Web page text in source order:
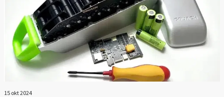
15 okt 2024